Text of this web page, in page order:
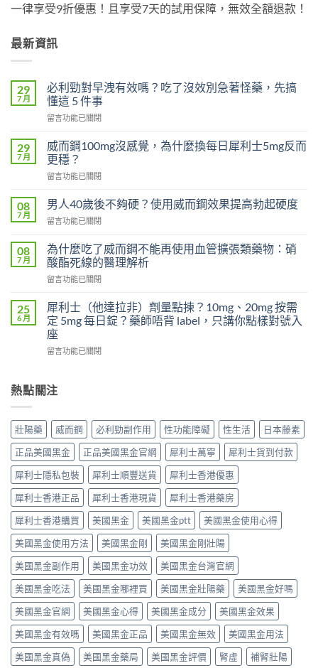
一律享受9折優惠！且享受7天的試用保障，無效全額退款！
最新資訊
29
7 月
必利勁對早洩有效嗎？吃了沒效別急著怪藥，先搞
懂這 5 件事
在
利
勁
對
早
有
嗎？
了
沒
效
別
著
怪
藥，
先
這
5
事〉
留言功能已關閉
29
7 月
威而鋼100mg沒感覺，為什麼換每日犀利士5mg反而
更穩？
在
而
鋼
100mg
感
覺，
什
換
每
日
利
反
穩？〉
中
留言功能已關閉
08
7 月
男人40歲後不夠硬？使用威而鋼效果提高勃起硬度
在
人
40
歲
後
夠
硬？
使
用
威
效
高
勃
起
硬
度〉
中
留言功能已關閉
08
7 月
為什麼吃了威而鋼不能再使用血管擴張類藥物：硝
酸酯死線的醫理解析
在
什
麼
吃
了
威
不
能
使
用
血
管
擴
張
類
藥
物：
硝
酸
酯
死
線
的
醫
理
解
析〉
中
留言功能已關閉
25
6 月
犀利士（他達拉非）劑量點揀？10mg、20mg 按需
定 5mg 每日錠？藥師唔背 label，只講你點樣對號入
座
在
士
（他
拉
非）
劑
量
點
揀？
10mg、
20mg
按
需
定
5mg
每
日
錠？
藥
師
唔
背
label，
只
留言功能已關閉
熱點關注
壯陽藥 威而鋼 必利勁副作用 性功能障礙 性生活
日本藤素
正品美國黑金
正品美國黑金官網 犀利士萬寧
犀利士貨到付款
犀利士隱私包裝
犀利士順豐送貨
犀利士香港優惠
犀利士香港正品
犀利士香港現貨
犀利士香港藥房
犀利士香港購買
美國黑金 美國黑金ptt
美國黑金使用心得
美國黑金使用方法
美國黑金剛
美國黑金剛壯陽
美國黑金副作用
美國黑金功效
美國黑金台灣官網
美國黑金吃法
美國黑金哪裡買 美國黑金壯陽藥
美國黑金好嗎
美國黑金官網
美國黑金心得 美國黑金成分
美國黑金效果
美國黑金有效嗎
美國黑金正品 美國黑金無效
美國黑金用法
美國黑金真偽
美國黑金藥局 美國黑金評價 腎虛 補腎壯陽